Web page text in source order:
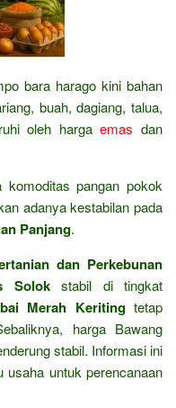
bara harago kini bahan
buah, dagiang, talua,
oleh hargaemas dan
komoditas pangan pokok
adanya kestabilan pada
Panjang.
dan Perkebunan
Solokstabil di tingkat
Merah Keritingtetap
harga Bawang
stabil. Informasi ini
usaha untuk perencanaan